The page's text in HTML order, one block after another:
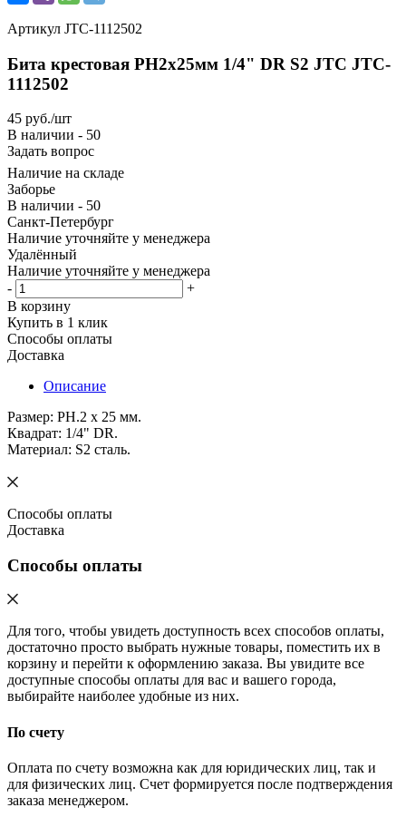
Артикул JTC-1112502
Бита крестовая PH2х25мм 1/4" DR S2 JTC JTC-
1112502
45 руб./шт
В наличии - 50
Задать вопрос
Наличие на складе
Заборье
В наличии - 50
Санкт-Петербург
Наличие уточняйте у менеджера
Удалённый
Наличие уточняйте у менеджера
-
+
В корзину
Купить в 1 клик
Способы оплаты
Доставка
Описание
Размер: PH.2 х 25 мм.
Квадрат: 1/4" DR.
Материал: S2 сталь.
Способы оплаты
Доставка
Способы оплаты
Для того, чтобы увидеть доступность всех способов оплаты,
достаточно просто выбрать нужные товары, поместить их в
корзину и перейти к оформлению заказа. Вы увидите все
доступные способы оплаты для вас и вашего города,
выбирайте наиболее удобные из них.
По счету
Оплата по счету возможна как для юридических лиц, так и
для физических лиц. Счет формируется после подтверждения
заказа менеджером.